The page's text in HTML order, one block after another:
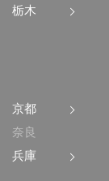
栃木
京都
奈良
兵庫